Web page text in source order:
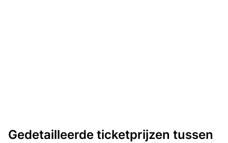
Gedetailleerde ticketprijzen tussen